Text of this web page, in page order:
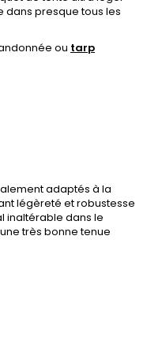
dans presque tous les
ou tarp
adaptés à la
légèreté et robustesse
inaltérable dans le
très bonne tenue